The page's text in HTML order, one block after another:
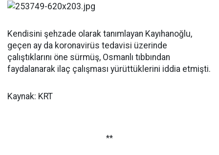
Kendisini şehzade olarak tanımlayan Kayıhanoğlu,
geçen ay da koronavirüs tedavisi üzerinde
çalıştıklarını öne sürmüş, Osmanlı tıbbından
faydalanarak ilaç çalışması yürüttüklerini iddia etmişti.
Kaynak: KRT
**